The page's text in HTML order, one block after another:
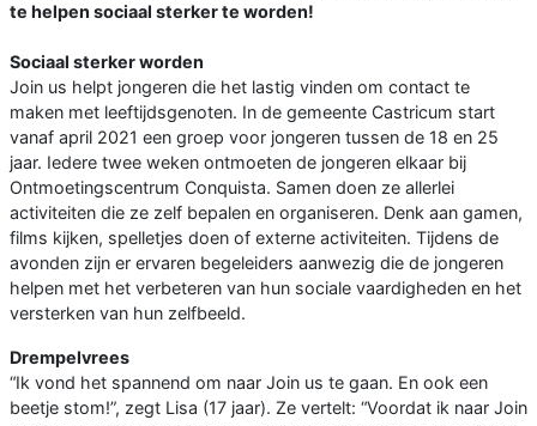
te helpen sociaal sterker te worden!
Sociaal sterker worden
Join us helpt jongeren die het lastig vinden om contact te
maken met leeftijdsgenoten. In de gemeente Castricum start
vanaf april 2021 een groep voor jongeren tussen de 18 en 25
jaar. Iedere twee weken ontmoeten de jongeren elkaar bij
Ontmoetingscentrum Conquista. Samen doen ze allerlei
activiteiten die ze zelf bepalen en organiseren. Denk aan gamen,
films kijken, spelletjes doen of externe activiteiten. Tijdens de
avonden zijn er ervaren begeleiders aanwezig die de jongeren
helpen met het verbeteren van hun sociale vaardigheden en het
versterken van hun zelfbeeld.
Drempelvrees
“Ik vond het spannend om naar Join us te gaan. En ook een
beetje stom!”, zegt Lisa (17 jaar). Ze vertelt: “Voordat ik naar Join